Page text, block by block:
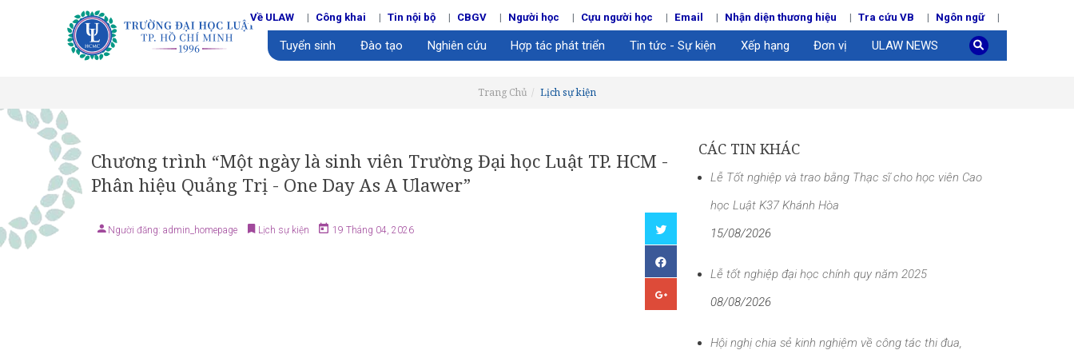
Về ULAW Công khai Tin nội bộ CBGV Người học Cựu người học Email Nhận diện thương hiệu Tra cứu VB Ngôn ngữ
Tuyển sinh Đào tạo Nghiên cứu Hợp tác phát triển Tin tức - Sự kiện Xếp hạng Đơn vị ULAW NEWS
Trang Chủ Lịch sự kiện
Chương trình “Một ngày là sinh viên Trường Đại học Luật TP. HCM -
Phân hiệu Quảng Trị - One Day As A Ulawer”
Người đăng: admin_homepage Lịch sự kiện 19 Tháng 04, 2026
CÁC TIN KHÁC
Lễ Tốt nghiệp và trao bằng Thạc sĩ cho học viên Cao
học Luật K37 Khánh Hòa
15/08/2026
Lễ tốt nghiệp đại học chính quy năm 2025
08/08/2026
Hội nghị chia sẻ kinh nghiệm về công tác thi đua,